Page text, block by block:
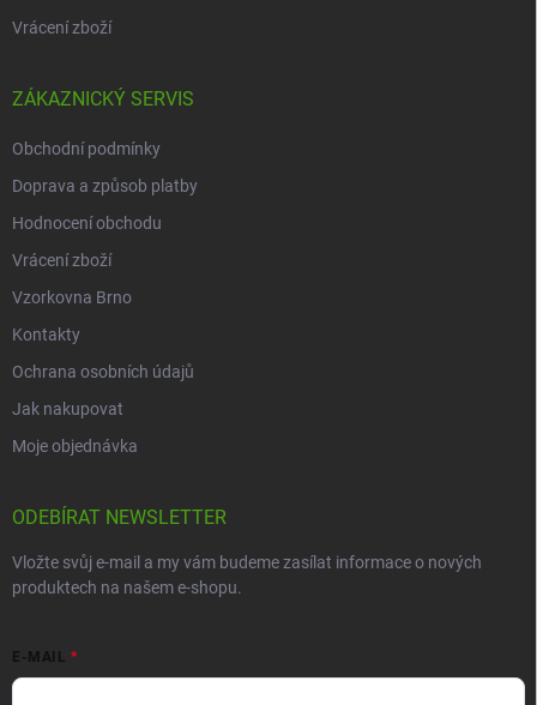
Vrácení zboží
ZÁKAZNICKÝ SERVIS
Obchodní podmínky
Doprava a způsob platby
Hodnocení obchodu
Vrácení zboží
Vzorkovna Brno
Kontakty
Ochrana osobních údajů
Jak nakupovat
Moje objednávka
ODEBÍRAT NEWSLETTER
Vložte svůj e-mail a my vám budeme zasílat informace o nových
produktech na našem e-shopu.
E-MAIL